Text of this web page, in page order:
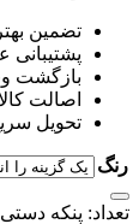
تضمین
پشتیبانی عالی ۲۴ ساعته،
بازگشت
اصالت
تحویل
رنگ
تعداد: پنکه